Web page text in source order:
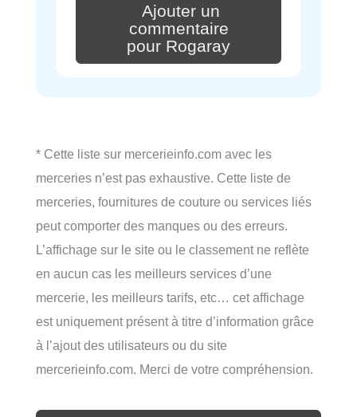
Ajouter un
commentaire
pour Rogaray
* Cette liste sur mercerieinfo.com avec les
merceries n’est pas exhaustive. Cette liste de
merceries, fournitures de couture ou services liés
peut comporter des manques ou des erreurs.
L’affichage sur le site ou le classement ne reflète
en aucun cas les meilleurs services d’une
mercerie, les meilleurs tarifs, etc… cet affichage
est uniquement présent à titre d’information grâce
à l’ajout des utilisateurs ou du site
mercerieinfo.com. Merci de votre compréhension.